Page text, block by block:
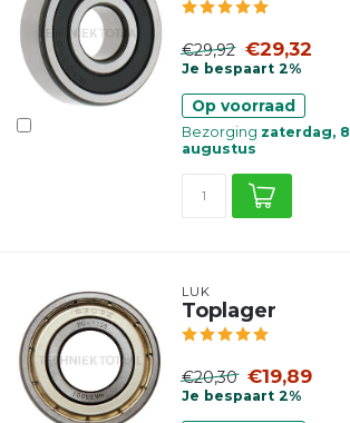
€29,92 €29,32
Je bespaart 2%
Op voorraad
Bezorging zaterdag, 8
augustus
LUK
Toplager
€20,30 €19,89
Je bespaart 2%